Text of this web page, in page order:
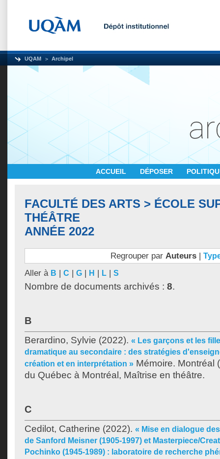
UQAM Archipel
ACCUEIL DÉPOSER
FACULTÉ DES ARTS > ÉCOLE
THÉÂTRE
ANNÉE 2022
Regrouper par Auteurs|
Aller à B | C | G | H | L | S
Nombre de documents archivés : 8.
B
Berardino, Sylvie (2022). « Les garçons et les
dramatique au secondaire : des stratégies
création et en interprétation » Mémoire. Montréal
du Québec à Montréal, Maîtrise en théâtre.
C
Cedilot, Catherine (2022). « Mise en dialogue
de Sanford Meisner (1905-1997) et Masterpiece/
Pochinko (1945-1989) : laboratoire de recherche